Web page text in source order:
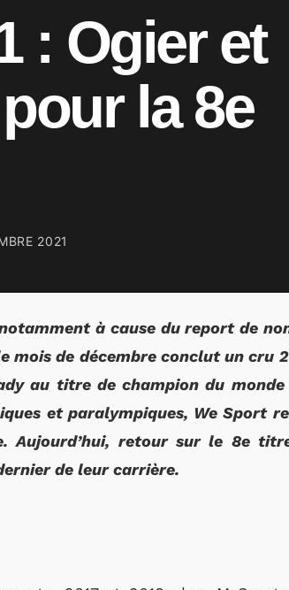
: Ogier et
la 8e
2021
à cause du report de
mois de décembre conclut un cru
au titre de champion du monde
et paralympiques, We Sport
Aujourd’hui, retour sur le 8e
de leur carrière.